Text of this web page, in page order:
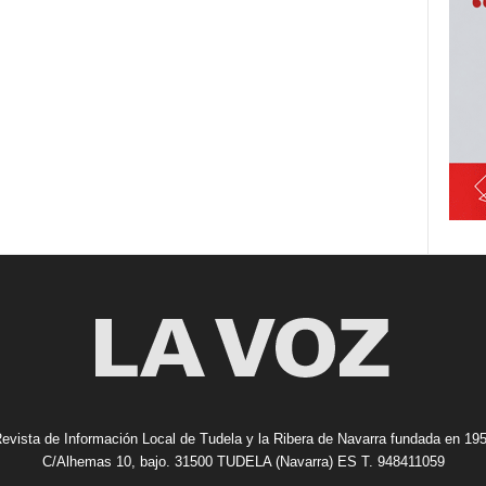
de Información Local de Tudela y la Ribera de Navarra fundada en
C/Alhemas 10, bajo. 31500 TUDELA (Navarra) ES T. 948411059